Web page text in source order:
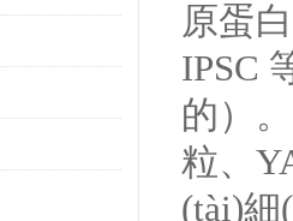
原蛋
IPSC
的）。
粒、
(tài)細